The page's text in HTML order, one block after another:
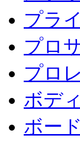
プラ
プロ
プロ
ボデ
ボー